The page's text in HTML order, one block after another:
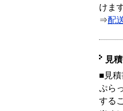
けま
⇒配
見
■見
ぷら
する